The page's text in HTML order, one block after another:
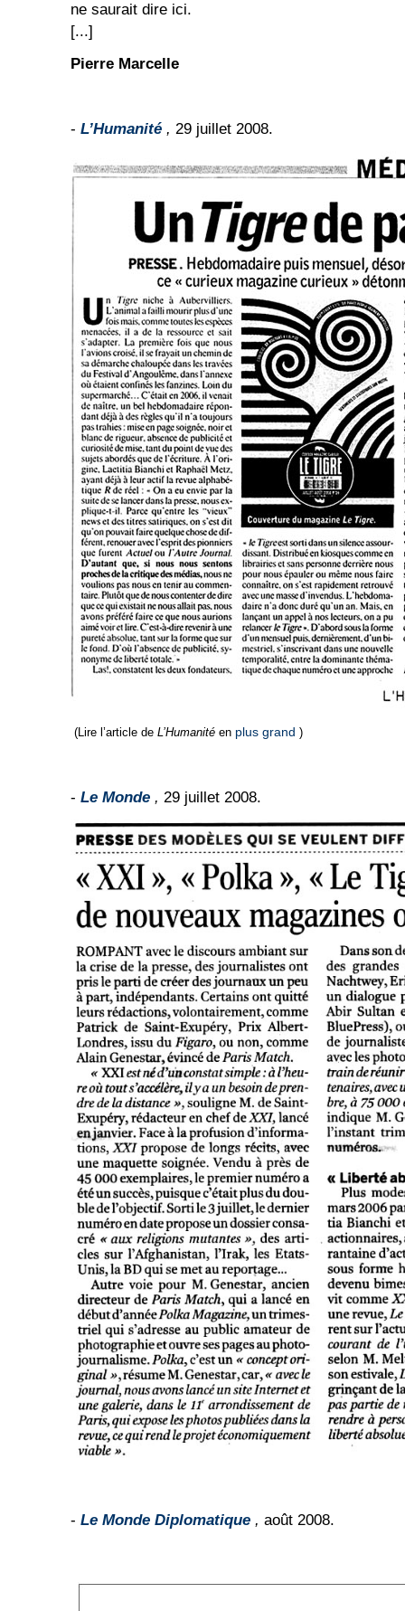
ne saurait dire ici.
[...]
Pierre Marcelle
- L’Humanité , 29 juillet 2008.
(Lire l’article de L’Humanité en plus grand )
- Le Monde , 29 juillet 2008.
- Le Monde Diplomatique , août 2008.